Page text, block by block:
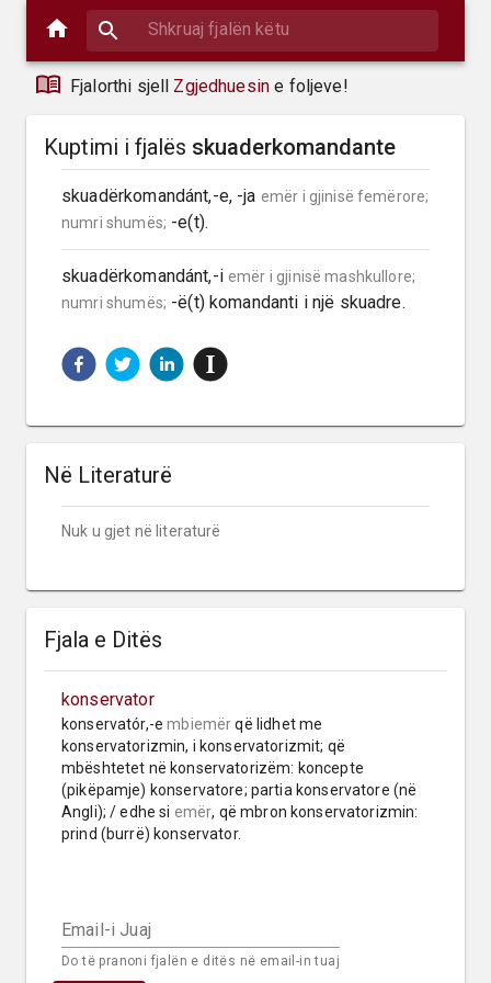
Fjalorthi sjell Zgjedhuesin e foljeve!
Kuptimi i fjalës skuaderkomandante
skuadërkomandánt,-e, -ja emër i gjinisë femërore;
numri shumës; -e(t).
skuadërkomandánt,-i emër i gjinisë mashkullore;
numri shumës; -ë(t) komandanti i një skuadre.
Në Literaturë
Nuk u gjet në literaturë
Fjala e Ditës
konservator
konservatór,-e mbiemër që lidhet me
konservatorizmin, i konservatorizmit; që
mbështetet në konservatorizëm: koncepte
(pikëpamje) konservatore; partia konservatore (në
Angli); / edhe si emër, që mbron konservatorizmin:
prind (burrë) konservator.
Email-i Juaj
Do të pranoni fjalën e ditës në email-in tuaj